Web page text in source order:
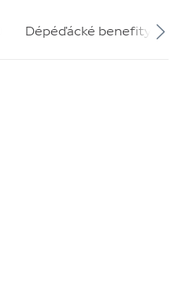
Dépéďácké benefity